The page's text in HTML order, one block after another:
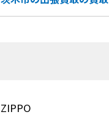
ZIPPO